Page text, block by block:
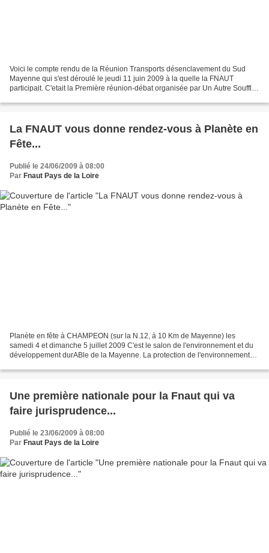
Voici le compte rendu de la Réunion Transports désenclavement du Sud
Mayenne qui s'est déroulé le jeudi 11 juin 2009 à la quelle la FNAUT
participait. C'etait la Première réunion-débat organisée par Un Autre Souffle
La FNAUT vous donne rendez-vous à Planète en
Fête...
Publié le 24/06/2009 à 08:00
Par Fnaut Pays de la Loire
Planète en fête à CHAMPEON (sur la N.12, à 10 Km de Mayenne) les
samedi 4 et dimanche 5 juillet 2009 C'est le salon de l'environnement et du
développement durABle de la Mayenne. La protection de l'environnement
Une première nationale pour la Fnaut qui va
faire jurisprudence...
Publié le 23/06/2009 à 08:00
Par Fnaut Pays de la Loire